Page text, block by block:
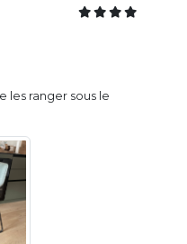
les ranger sous le